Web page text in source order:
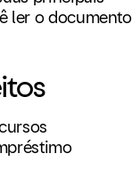
ler o documento